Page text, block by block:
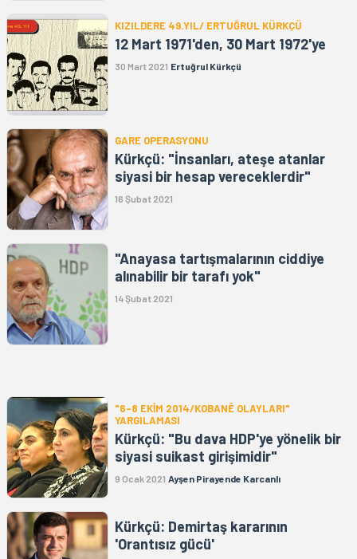
KIZILDERE 49.YIL/ ERTUĞRUL KÜRKÇÜ
12 Mart 1971'den, 30 Mart 1972'ye
30 Mart 2021 Ertuğrul Kürkçü
GARE OPERASYONU
Kürkçü: "İnsanları, ateşe atanlar
siyasi bir hesap vereceklerdir"
16 Şubat 2021
"Anayasa tartışmalarının ciddiye
alınabilir bir tarafı yok"
14 Şubat 2021
"6-8 EKİM 2014/KOBANÊ OLAYLARI"
YARGILAMASI
Kürkçü: "Bu dava HDP'ye yönelik bir
siyasi suikast girişimidir"
9 Ocak 2021 Ayşen Pirayende Karcanlı
Kürkçü: Demirtaş kararının
'Orantısız gücü'